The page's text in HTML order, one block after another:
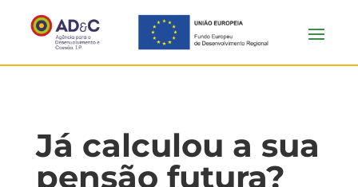
Já calculou a sua
pensão futura?